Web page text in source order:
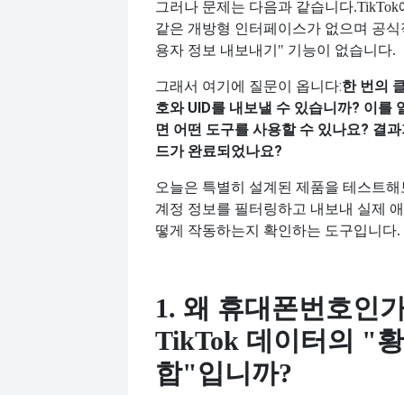
그러나 문제는 다음과 같습니다.TikTok
같은 개방형 인터페이스가 없으며 공
용자 정보 내보내기" 기능이 없습니다.
그래서 여기에 질문이 옵니다:한 번의
호와 UID를 내보낼 수 있습니까? 이를
면 어떤 도구를 사용할 수 있나요? 결
드가 완료되었나요?
오늘은 특별히 설계된 제품을 테스트
계정 정보를 필터링하고 내보내 실제
떻게 작동하는지 확인하는 도구입니다.
1. 왜 휴대폰번호인
TikTok 데이터의 "
합"입니까?